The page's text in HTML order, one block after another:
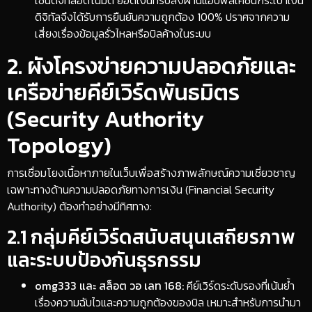
ดิจิทัลจึงได้รับการยืนยันความถูกต้อง 100% ปราศจากความ
เสี่ยงเรื่องข้อมูลรั่วไหลหรือบิลค้างในระบบ
​2. ผังโครงข่ายความปลอดภัยและ
เครือข่ายคีย์เวิร์ดพันธมิตร
(Security Authority
Topology)
​การเชื่อมโยงเนื้อหาภายในเว็บเพื่อสร้างภาพลักษณ์ความเชี่ยวชาญ
เฉพาะทางด้านความปลอดภัยทางการเงิน (Financial Security
Authority) ต้องทำอย่างมีทิศทาง:
​2.1 กลุ่มคีย์เวิร์ดสนับสนุนเสถียรภาพ
และระบบป้องกันธุรกรรม
omg333 และ สล็อต วอ เลท 168:คีย์เวิร์ดระดับรองที่เน้นย้ำ
เรื่องความฉับไวและความถูกต้องของบิล เหมาะสำหรับการนำมา